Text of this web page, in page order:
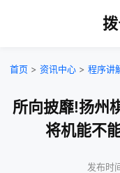
首页 > 资讯中心 > 程序讲
所向披靡!扬州
将机能不
发布时